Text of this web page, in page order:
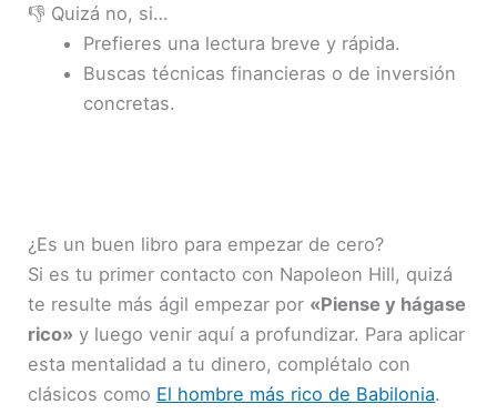
👎 Quizá no, si…
Prefieres una lectura breve y rápida.
Buscas técnicas financieras o de inversión
concretas.
¿Es un buen libro para empezar de cero?
Si es tu primer contacto con Napoleon Hill, quizá
te resulte más ágil empezar por «Piense y hágase
rico» y luego venir aquí a profundizar. Para aplicar
esta mentalidad a tu dinero, complétalo con
clásicos como El hombre más rico de Babilonia.